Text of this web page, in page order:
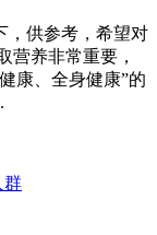
，供参考，希望对
营养非常重要，
康、全身健康”的
群